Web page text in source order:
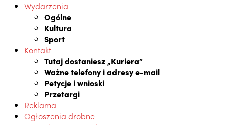
Wydarzenia
Ogólne
Kultura
Sport
Kontakt
Tutaj dostaniesz „Kuriera”
Ważne telefony i adresy e-mail
Petycje i wnioski
Przetargi
Reklama
Ogłoszenia drobne